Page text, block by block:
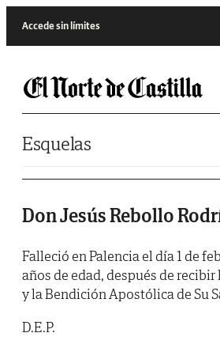
Accede sin límites
Esquelas
Don Jesús Rebollo
Falleció en Palencia el día 1 de
años de edad, después de
y la Bendición Apostólica de Su
D.E.P.